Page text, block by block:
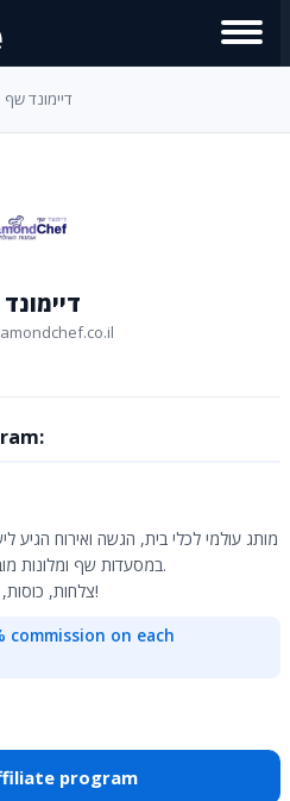
דיימונד שף
מותג עולמי לכלי בית, הגשה ואירוח הגיע
במסעדות שף ומלונות מובילים בעולם- במחירים שווים לכל כיס.
צלחות, כוסות, מגשים, גסטרונומים, קערות עץ ועוד!
commission on each
program